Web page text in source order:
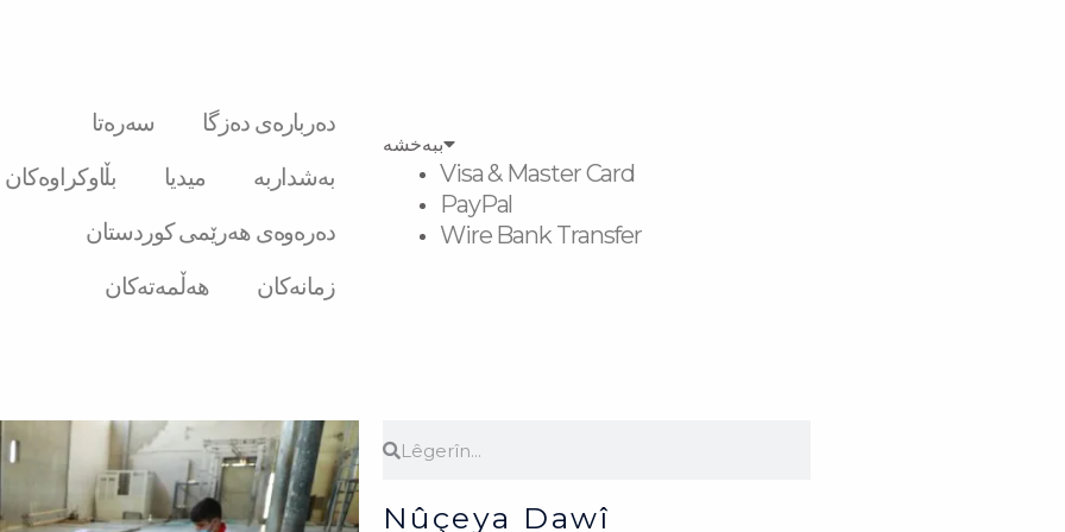
سەرەتا
دەربارەی دەزگا
بڵاوکراوەکان
میدیا
بەشداربە
دەرەوەی هەرێمی کوردستان
هەڵمەتەکان
زمانەکان
ببەخشە
Visa & Master Card
PayPal
Wire Bank Transfer
Nûçeya Dawî